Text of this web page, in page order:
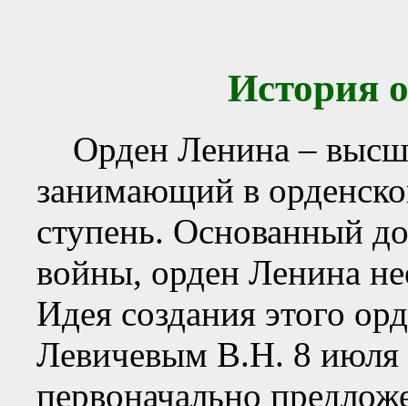
История
Орден Ленина –
занимающий в
ступень. Основанный
войны, орден Ленина
Идея создания этого
Левичевым В.Н. 8 июля
первоначально